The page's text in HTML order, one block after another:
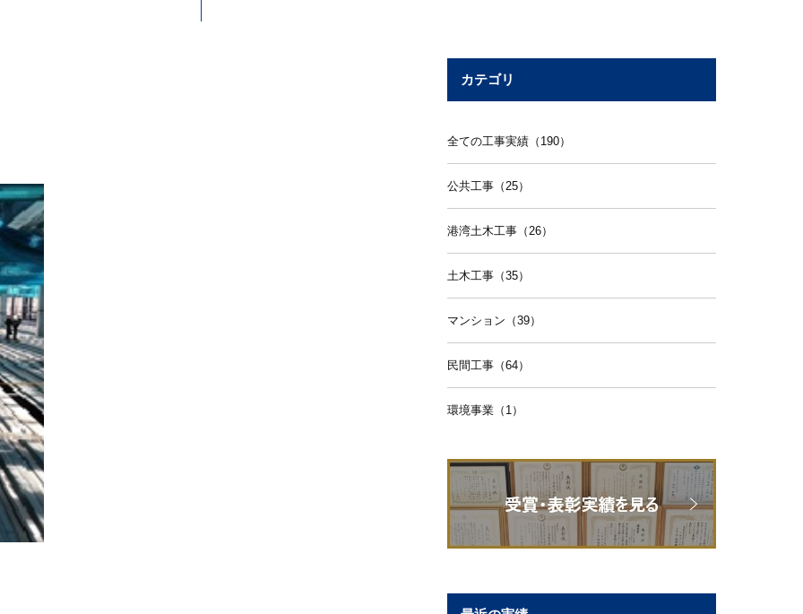
カテゴリ
全ての工事実績（190）
公共工事（25）
港湾土木工事（26）
土木工事（35）
マンション（39）
民間工事（64）
環境事業（1）